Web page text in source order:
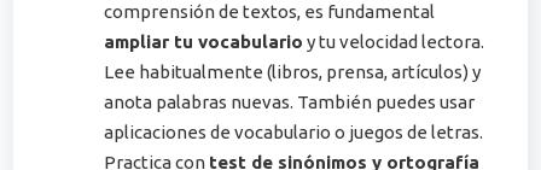
comprensión de textos, es fundamental
ampliar tu vocabulario y tu velocidad lectora​.
Lee habitualmente (libros, prensa, artículos) y
anota palabras nuevas. También puedes usar
aplicaciones de vocabulario o juegos de letras.
Practica con test de sinónimos y ortografía